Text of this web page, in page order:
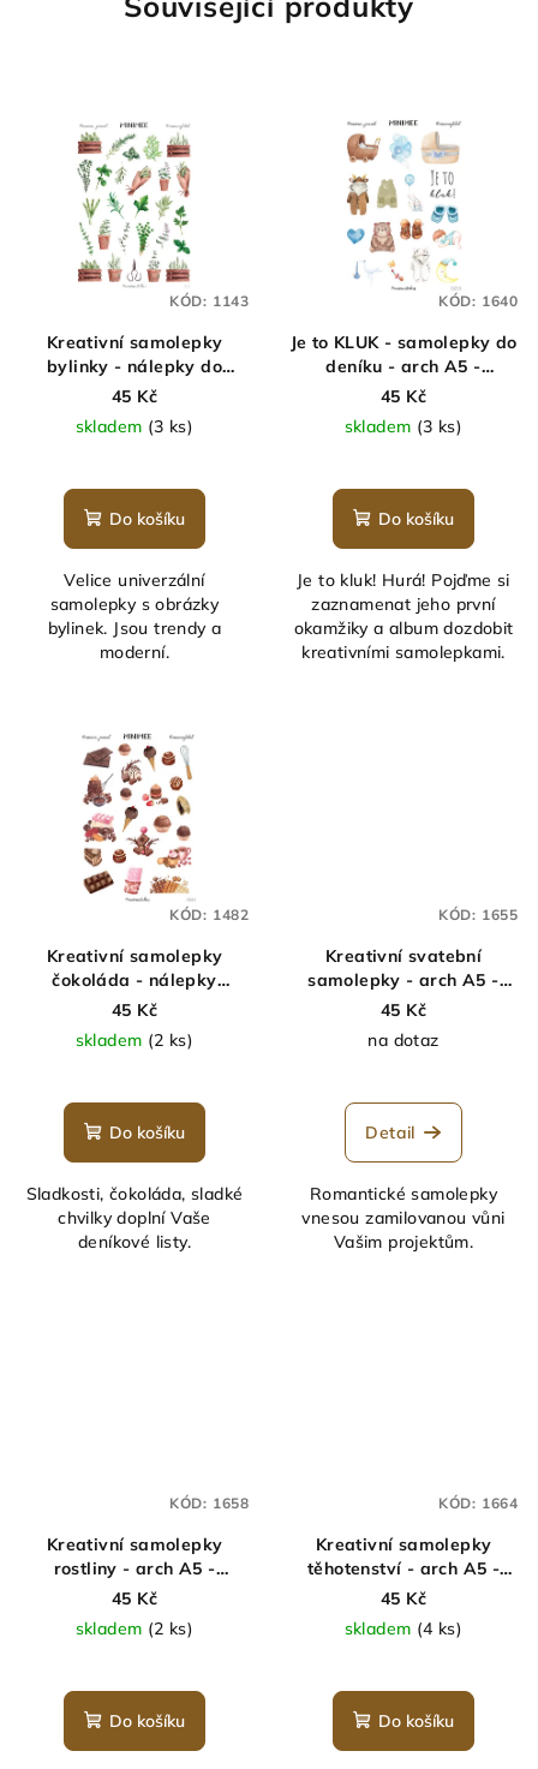
Kreativní samolepky
bylinky - nálepky do
deníku - MINIMEE
45 Kč
skladem (3 ks)
Do košíku
Velice univerzální
samolepky s obrázky
bylinek. Jsou trendy a
moderní.
KÓD: 1143
Je to KLUK - samolepky do
deníku - arch A5 -
MINIMEE
45 Kč
skladem (3 ks)
Do košíku
Je to kluk! Hurá! Pojďme si
zaznamenat jeho první
okamžiky a album dozdobit
kreativními samolepkami.
KÓD: 1640
Kreativní samolepky
čokoláda - nálepky
sladkosti - arch A5 -
MINIMEE
45 Kč
skladem (2 ks)
hodnocení
produktu
z
5
hvězdiček.
Do košíku
Sladkosti, čokoláda, sladké
chvilky doplní Vaše
deníkové listy.
KÓD: 1482
Kreativní svatební
samolepky - arch A5 -
MINIMEE
45 Kč
na dotaz
Detail
Romantické samolepky
vnesou zamilovanou vůni
Vašim projektům.
KÓD: 1655
Kreativní samolepky
rostliny - arch A5 -
MINIMEE
45 Kč
skladem (2 ks)
Do košíku
KÓD: 1658
Kreativní samolepky
těhotenství - arch A5 -
MINIMEE
45 Kč
skladem (4 ks)
Do košíku
KÓD: 1664